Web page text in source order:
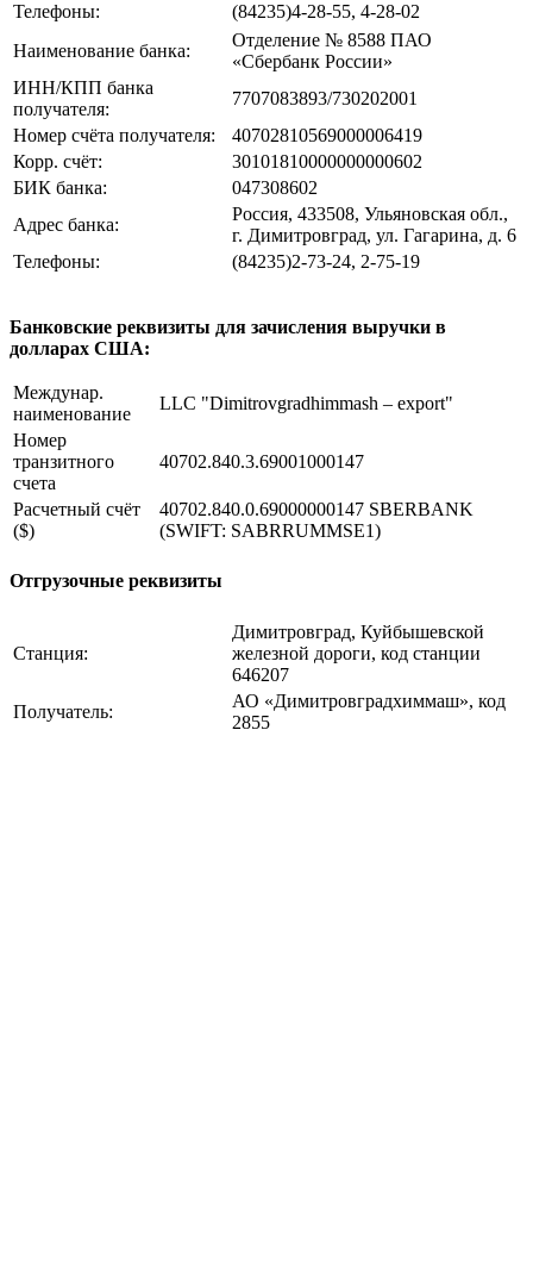
Телефоны:
(84235)4-28-55, 4-28-02
Наименование банка:
Отделение № 8588 ПАО
«Сбербанк России»
ИНН/КПП банка
получателя:
7707083893/730202001
Номер счёта получателя:
40702810569000006419
Корр. счёт:
30101810000000000602
БИК банка:
047308602
Адрес банка:
Россия, 433508, Ульяновская обл.,
г. Димитровград, ул. Гагарина, д. 6
Телефоны:
(84235)2-73-24, 2-75-19
Банковские реквизиты для зачисления выручки в
долларах США:
Междунар.
наименование
LLC "Dimitrovgradhimmash – export"
Номер
транзитного
счета
40702.840.3.69001000147
Расчетный счёт
($)
40702.840.0.69000000147 SBERBANK
(SWIFT: SABRRUMMSE1)
Отгрузочные реквизиты
Станция:
Димитровград, Куйбышевской
железной дороги, код станции
646207
Получатель:
АО «Димитровградхиммаш», код
2855